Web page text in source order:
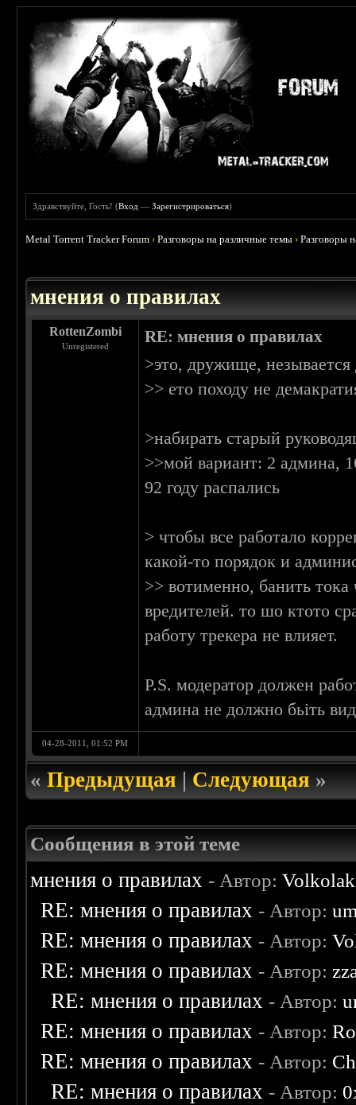
Здравствуйте, Гость! (Вход —Зарегистрироваться)
Metal Torrent Tracker Forum ›Разговоры на различные темы ›Разговоры
мнения о правилах
RottenZombi
Unregistered
RE: мнения о правилах
>это, дружище,
>> ето походу не
>набирать старый
>>мой вариант: 2 админа,
92 году распались
> чтобы все работало
какой-то порядок и
>> вотименно, банить тока
вредителей. то шо ктото
работу трекера не влияет.
P.S. модератор должен
админа не должно бьіть
04-28-2011, 01:52 PM
«Предыдущая|Следующая»
Сообщения в этой теме
мнения о правилах - Автор:Volkolak
RE: мнения о правилах - Автор:
RE: мнения о правилах - Автор:
RE: мнения о правилах - Автор:
RE: мнения о правилах - Автор:
RE: мнения о правилах - Автор:
RE: мнения о правилах - Автор:
RE: мнения о правилах - Автор: